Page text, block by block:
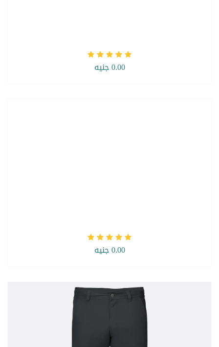
0.00 جنيه
0.00 جنيه